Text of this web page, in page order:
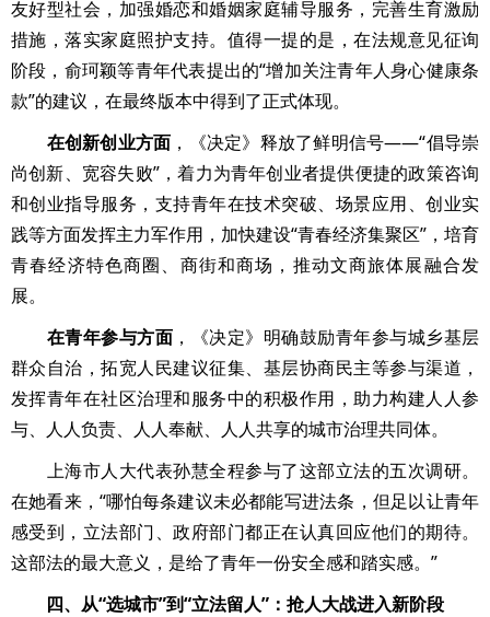
友好型社会，加强婚恋和婚姻家庭辅导服务，完善生育激励
措施，落实家庭照护支持。值得一提的是，在法规意见征询
阶段，俞珂颖等青年代表提出的“增加关注青年人身心健康条
款”的建议，在最终版本中得到了正式体现。
在创新创业方面 ，《决定》释放了鲜明信号——“倡导崇
尚创新、宽容失败”，着力为青年创业者提供便捷的政策咨询
和创业指导服务，支持青年在技术突破、场景应用、创业实
践等方面发挥主力军作用，加快建设“青春经济集聚区”，培育
青春经济特色商圈、商街和商场，推动文商旅体展融合发
展。
在青年参与方面 ，《决定》明确鼓励青年参与城乡基层
群众自治，拓宽人民建议征集、基层协商民主等参与渠道，
发挥青年在社区治理和服务中的积极作用，助力构建人人参
与、人人负责、人人奉献、人人共享的城市治理共同体。
上海市人大代表孙慧全程参与了这部立法的五次调研。
在她看来，“哪怕每条建议未必都能写进法条，但足以让青年
感受到，立法部门、政府部门都正在认真回应他们的期待。
这部法的最大意义，是给了青年一份安全感和踏实感。”
四、从“选城市”到“立法留人”：抢人大战进入新阶段